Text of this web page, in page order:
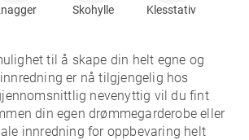
Skohylle Klesstativ
til å skape din helt egne og
er nå tilgjengelig hos
nevenyttig vil du fint
din egen drømmegarderobe eller
innredning for oppbevaring helt